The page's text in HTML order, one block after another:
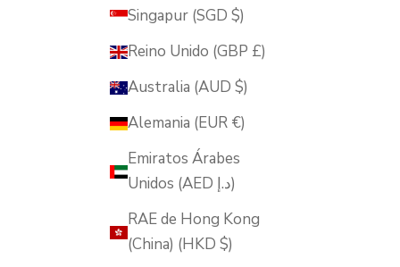
Singapur (SGD $)
Reino Unido (GBP £)
Australia (AUD $)
Alemania (EUR €)
Emiratos Árabes
Unidos (AED د.إ)
RAE de Hong Kong
(China) (HKD $)